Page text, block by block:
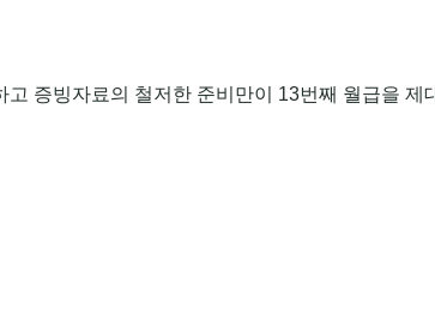
증빙자료의 철저한 준비만이 13번째 월급을 제